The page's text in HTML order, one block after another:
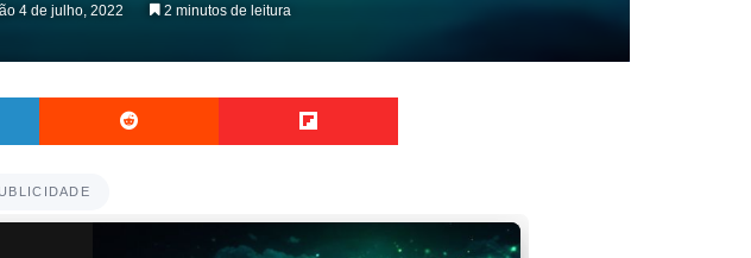
4 de julho, 2022 2 minutos de leitura
Linkedin Reddit Flipboard